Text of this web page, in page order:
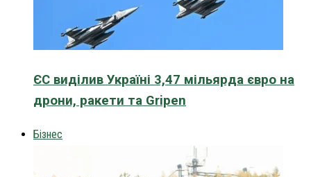
ЄС виділив Україні 3,47 мільярда євро на
дрони, ракети та Gripen
Бізнес